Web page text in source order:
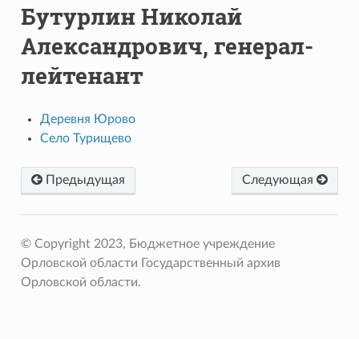
Бутурлин Николай
Александрович, генерал-
лейтенант
Деревня Юрово
Село Турищево
Предыдущая Следующая
© Copyright 2023, Бюджетное учреждение
Орловской области Государственный архив
Орловской области.